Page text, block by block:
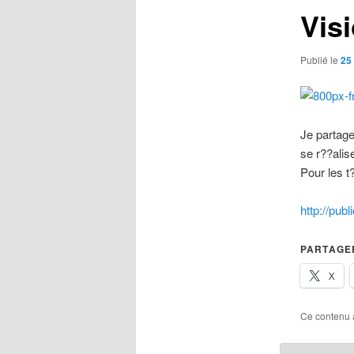
Publié le
Je
se
Pour les
http://
X
Ce contenu